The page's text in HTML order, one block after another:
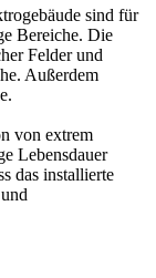
sind für
Bereiche. Die
Felder und
Außerdem
von extrem
Lebensdauer
das installierte